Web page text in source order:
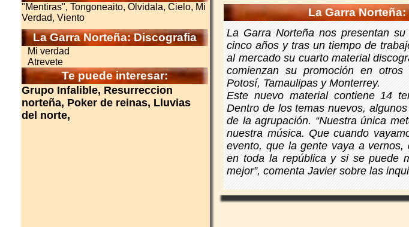
"Mentiras", Tongoneaito, Olvidala, Cielo, Mi
Verdad, Viento
La Garra Norteña: Discografia
Mi verdad
Atrevete
Te puede interesar:
Grupo Infalible, Resurreccion
norteña, Poker de reinas, Lluvias
del norte,
La Garra
La Garra Norteña nos presentan
cinco años y tras un tiempo de
al mercado su cuarto material
comienzan su promoción en
Potosí, Tamaulipas y Monterrey.
Este nuevo material contiene 14
Dentro de los temas nuevos,
de la agrupación. “Nuestra única
nuestra música. Que cuando
evento, que la gente vaya a
en toda la república y si se puede
mejor”, comenta Javier sobre las